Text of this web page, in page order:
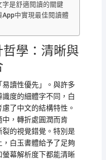
是舒適閱讀的關鍵
中實現最佳閱讀體
學：清晰與
讀性優先」。與許多
度的細體字不同，白
了中文的結構特性。
，轉折處圓潤而肯
的視覺錯覺。特別是
白玉書體給予了足夠
幕解析度下都能清晰